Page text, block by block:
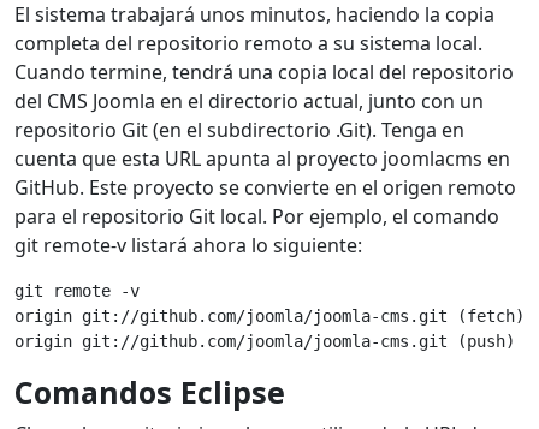
El sistema trabajará unos minutos, haciendo la copia
completa del repositorio remoto a su sistema local.
Cuando termine, tendrá una copia local del repositorio
del CMS Joomla en el directorio actual, junto con un
repositorio Git (en el subdirectorio .Git). Tenga en
cuenta que esta URL apunta al proyecto joomlacms en
GitHub. Este proyecto se convierte en el origen remoto
para el repositorio Git local. Por ejemplo, el comando
git remote-v listará ahora lo siguiente:
git remote -v
origin git://github.com/joomla/joomla-cms.git (fetch)
origin git://github.com/joomla/joomla-cms.git (push)
Comandos Eclipse